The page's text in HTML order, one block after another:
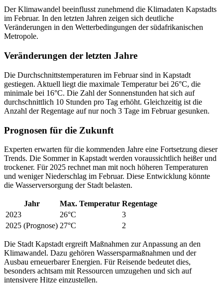
Der Klimawandel beeinflusst zunehmend die Klimadaten Kapstadts
im Februar. In den letzten Jahren zeigen sich deutliche
Veränderungen in den Wetterbedingungen der südafrikanischen
Metropole.
Veränderungen der letzten Jahre
Die Durchschnittstemperaturen im Februar sind in Kapstadt
gestiegen. Aktuell liegt die maximale Temperatur bei 26°C, die
minimale bei 16°C. Die Zahl der Sonnenstunden hat sich auf
durchschnittlich 10 Stunden pro Tag erhöht. Gleichzeitig ist die
Anzahl der Regentage auf nur noch 3 Tage im Februar gesunken.
Prognosen für die Zukunft
Experten erwarten für die kommenden Jahre eine Fortsetzung dieser
Trends. Die Sommer in Kapstadt werden voraussichtlich heißer und
trockener. Für 2025 rechnet man mit noch höheren Temperaturen
und weniger Niederschlag im Februar. Diese Entwicklung könnte
die Wasserversorgung der Stadt belasten.
Jahr Max. Temperatur Regentage
2023
26°C
3
2025 (Prognose) 27°C 2
Die Stadt Kapstadt ergreift Maßnahmen zur Anpassung an den
Klimawandel. Dazu gehören Wassersparmaßnahmen und der
Ausbau erneuerbarer Energien. Für Reisende bedeutet dies,
besonders achtsam mit Ressourcen umzugehen und sich auf
intensivere Hitze einzustellen.